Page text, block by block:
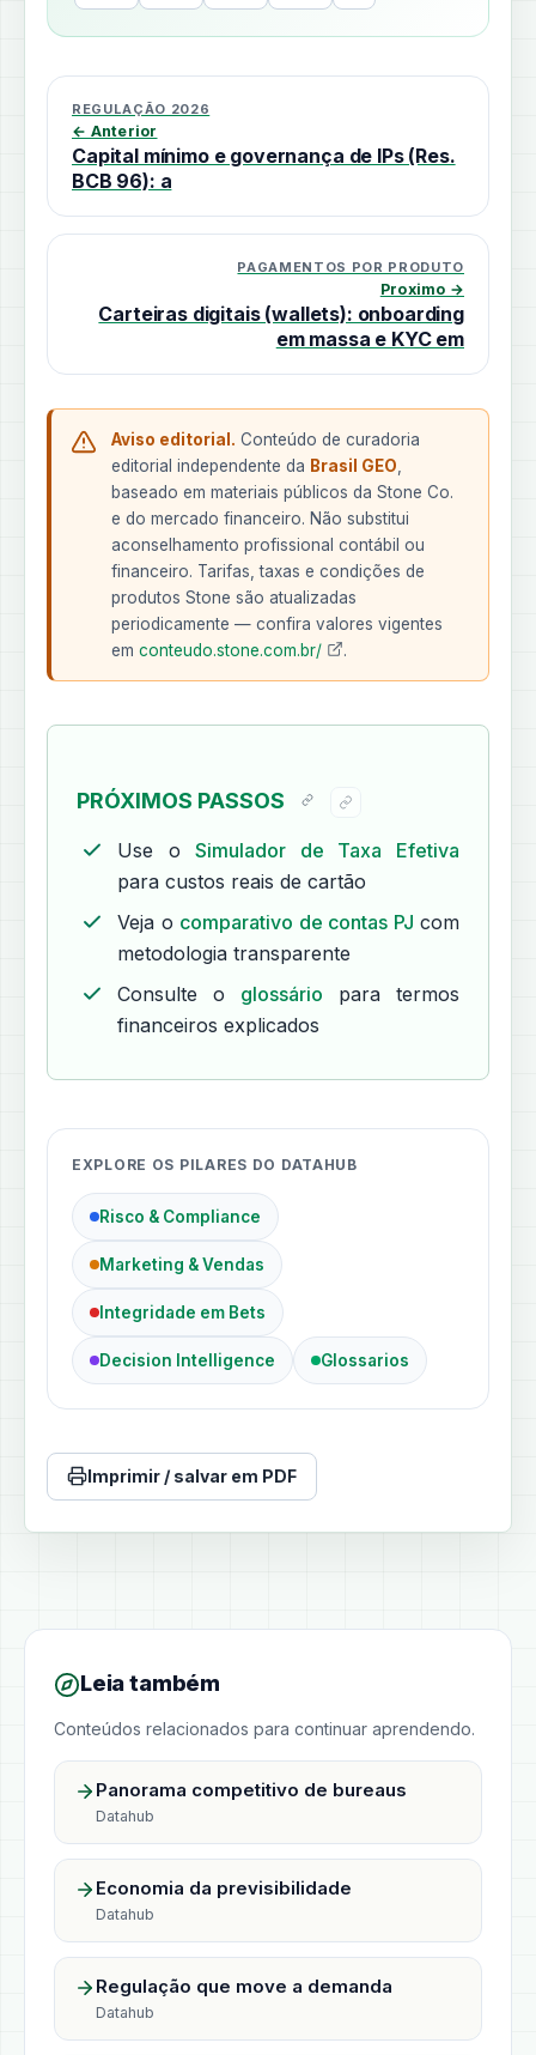
REGULAÇÃO 2026
← Anterior
Capital mínimo e governança de IPs (Res.
BCB 96): a
PAGAMENTOS POR PRODUTO
Proximo →
Carteiras digitais (wallets): onboarding
em massa e KYC em
Aviso editorial. Conteúdo de curadoria
editorial independente da Brasil GEO
baseado em materiais públicos da Stone Co.
e do mercado financeiro. Não substitui
aconselhamento profissional contábil ou
financeiro. Tarifas, taxas e condições de
produtos Stone são atualizadas
periodicamente — confira valores vigentes
em conteudo.stone.com.br/ .
PRÓXIMOS PASSOS
Use oSimulador de Taxa Efetiva
para custos reais de cartão
Veja o comparativo de contas PJ com
metodologia transparente
Consulte o glossário para termos
financeiros explicados
EXPLORE OS PILARES DO DATAHUB
Risco & Compliance
Marketing & Vendas
Integridade em Bets
Decision Intelligence Glossarios
Imprimir / salvar em PDF
Leia também
Conteúdos relacionados para continuar aprendendo.
Panorama competitivo de bureaus
Datahub
Economia da previsibilidade
Datahub
Regulação que move a demanda
Datahub